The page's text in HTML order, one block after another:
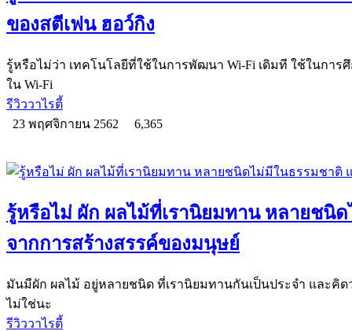
ของสตีเฟน ฮอว์กิง
รู้หรือไม่ว่า เทคโนโลยีที่ใช้ในการพัฒนา Wi-Fi เดิมที ใช้ในกา
ใน Wi-Fi
รีวิววาไรตี้
23 พฤศจิกายน 2562
6,365
รู้หรือไม่ ผัก ผลไม้ที่เรานิยมทาน หลายชนิ
จากการสร้างสรรค์ของมนุษย์
มันมีผัก ผลไม้ อยู่หลายชนิด ที่เรานิยมทานกันเป็นประจำ และคิ
ไม่ใช่นะ
รีวิววาไรตี้